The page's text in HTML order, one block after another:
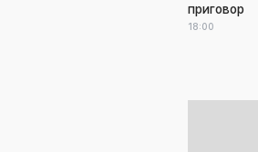
приговор
18:00